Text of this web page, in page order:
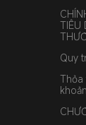
TIÊU
Quy
Thỏa